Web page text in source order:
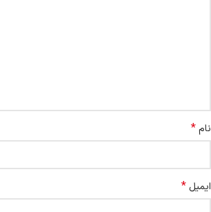
نام*
ایمیل *